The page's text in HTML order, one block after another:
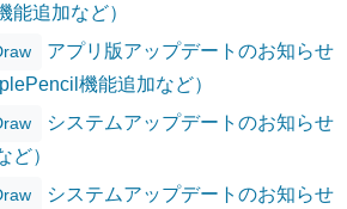
能追加など）
アプリ版アップデートのお知らせ
機能追加など）
システムアップデートのお知らせ
ど）
システムアップデートのお知らせ